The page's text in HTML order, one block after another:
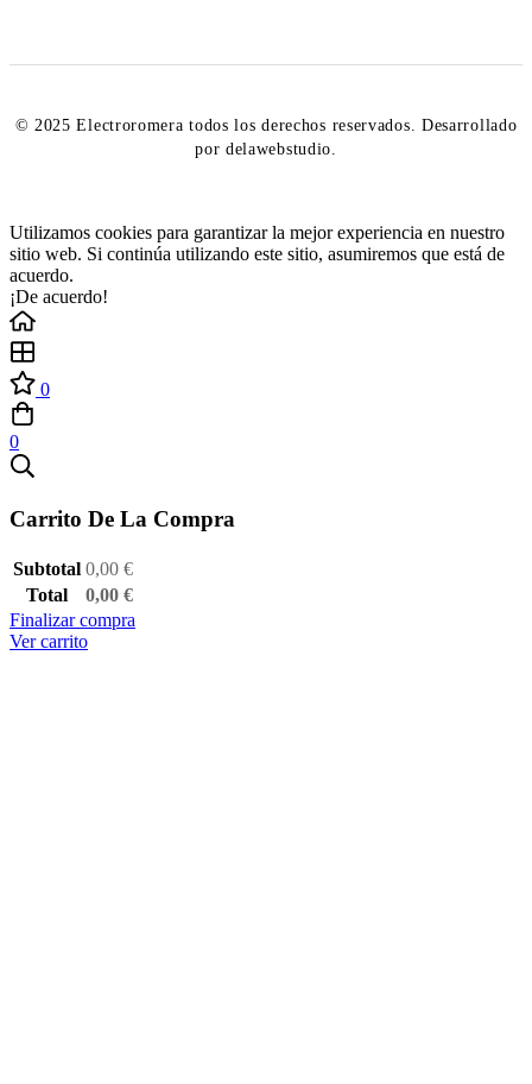
© 2025 Electroromera todos los derechos reservados. Desarrollado
por delawebstudio.
Utilizamos cookies para garantizar la mejor experiencia en nuestro
sitio web. Si continúa utilizando este sitio, asumiremos que está de
acuerdo.
¡De acuerdo!
0
0
Carrito De La Compra
Subtotal 0,00 €
Total
0,00 €
Finalizar compra
Ver carrito